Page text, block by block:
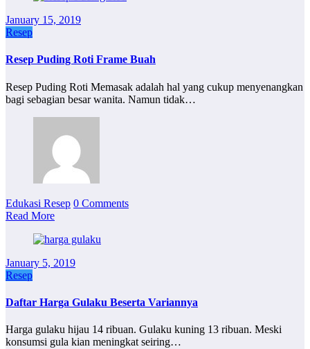
January 15, 2019
Resep
Resep Puding Roti Frame Buah
Resep Puding Roti Memasak adalah hal yang cukup menyenangkan
bagi sebagian besar wanita. Namun tidak…
Edukasi Resep 0 Comments
Read More
January 5, 2019
Resep
Daftar Harga Gulaku Beserta Variannya
Harga gulaku hijau 14 ribuan. Gulaku kuning 13 ribuan. Meski
konsumsi gula kian meningkat seiring…